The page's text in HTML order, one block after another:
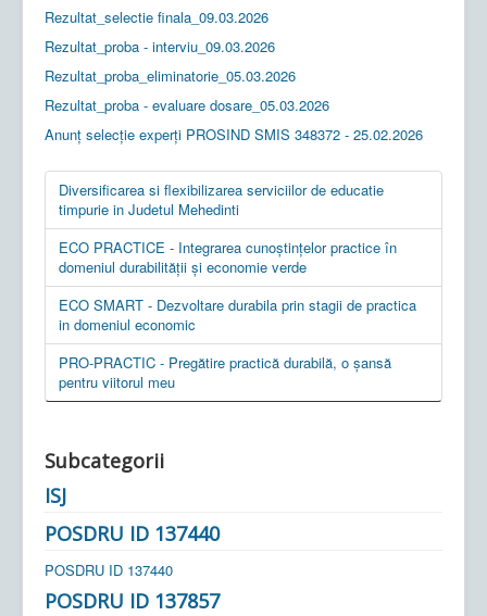
Rezultat_selectie finala_09.03.2026
Rezultat_proba - interviu_09.03.2026
Rezultat_proba_eliminatorie_05.03.2026
Rezultat_proba - evaluare dosare_05.03.2026
Anunț selecție experți PROSIND SMIS 348372 - 25.02.2026
Diversificarea si flexibilizarea serviciilor de educatie
timpurie in Judetul Mehedinti
ECO PRACTICE - Integrarea cunoștințelor practice în
domeniul durabilității și economie verde
ECO SMART - Dezvoltare durabila prin stagii de practica
in domeniul economic
PRO-PRACTIC - Pregătire practică durabilă, o șansă
pentru viitorul meu
Subcategorii
ISJ
POSDRU ID 137440
POSDRU ID 137440
POSDRU ID 137857